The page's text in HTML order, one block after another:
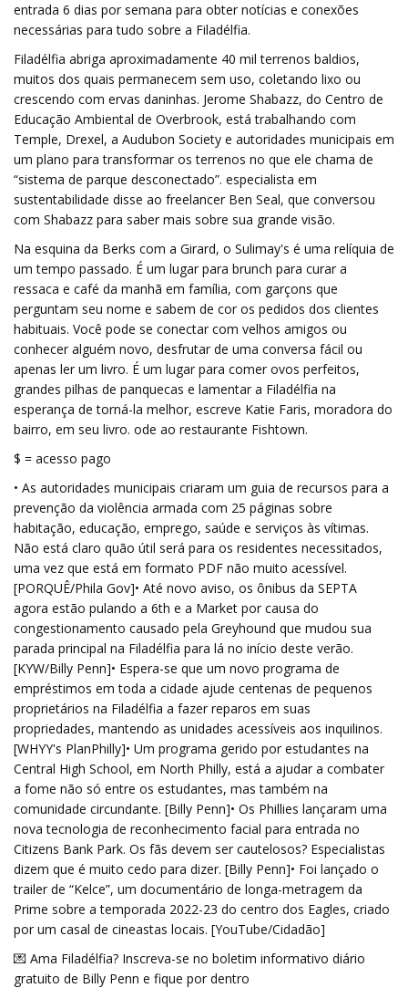
entrada 6 dias por semana para obter notícias e conexões
necessárias para tudo sobre a Filadélfia.
Filadélfia abriga aproximadamente 40 mil terrenos baldios,
muitos dos quais permanecem sem uso, coletando lixo ou
crescendo com ervas daninhas. Jerome Shabazz, do Centro de
Educação Ambiental de Overbrook, está trabalhando com
Temple, Drexel, a Audubon Society e autoridades municipais em
um plano para transformar os terrenos no que ele chama de
“sistema de parque desconectado”. especialista em
sustentabilidade disse ao freelancer Ben Seal, que conversou
com Shabazz para saber mais sobre sua grande visão.
Na esquina da Berks com a Girard, o Sulimay's é uma relíquia de
um tempo passado. É um lugar para brunch para curar a
ressaca e café da manhã em família, com garçons que
perguntam seu nome e sabem de cor os pedidos dos clientes
habituais. Você pode se conectar com velhos amigos ou
conhecer alguém novo, desfrutar de uma conversa fácil ou
apenas ler um livro. É um lugar para comer ovos perfeitos,
grandes pilhas de panquecas e lamentar a Filadélfia na
esperança de torná-la melhor, escreve Katie Faris, moradora do
bairro, em seu livro. ode ao restaurante Fishtown.
$ = acesso pago
• As autoridades municipais criaram um guia de recursos para a
prevenção da violência armada com 25 páginas sobre
habitação, educação, emprego, saúde e serviços às vítimas.
Não está claro quão útil será para os residentes necessitados,
uma vez que está em formato PDF não muito acessível.
[PORQUÊ/Phila Gov]• Até novo aviso, os ônibus da SEPTA
agora estão pulando a 6th e a Market por causa do
congestionamento causado pela Greyhound que mudou sua
parada principal na Filadélfia para lá no início deste verão.
[KYW/Billy Penn]• Espera-se que um novo programa de
empréstimos em toda a cidade ajude centenas de pequenos
proprietários na Filadélfia a fazer reparos em suas
propriedades, mantendo as unidades acessíveis aos inquilinos.
[WHYY's PlanPhilly]• Um programa gerido por estudantes na
Central High School, em North Philly, está a ajudar a combater
a fome não só entre os estudantes, mas também na
comunidade circundante. [Billy Penn]• Os Phillies lançaram uma
nova tecnologia de reconhecimento facial para entrada no
Citizens Bank Park. Os fãs devem ser cautelosos? Especialistas
dizem que é muito cedo para dizer. [Billy Penn]• Foi lançado o
trailer de “Kelce”, um documentário de longa-metragem da
Prime sobre a temporada 2022-23 do centro dos Eagles, criado
por um casal de cineastas locais. [YouTube/Cidadão]
💌 Ama Filadélfia? Inscreva-se no boletim informativo diário
gratuito de Billy Penn e fique por dentro